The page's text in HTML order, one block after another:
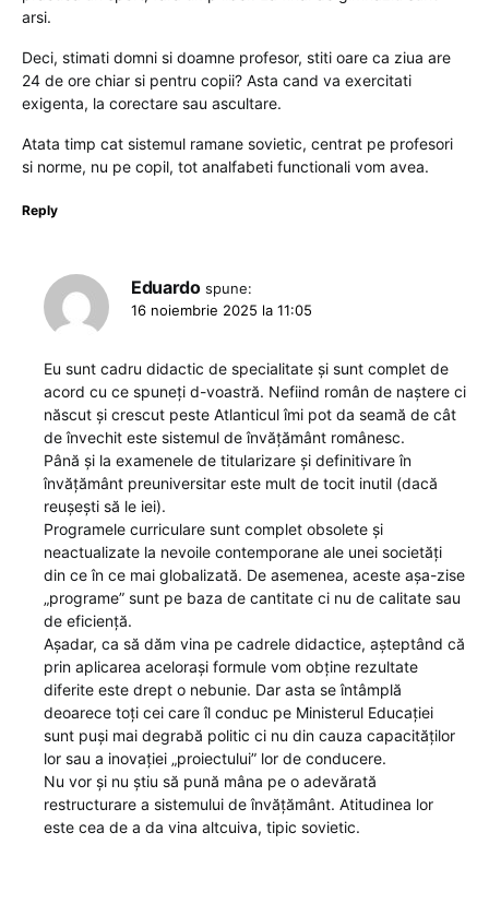
arsi.
Deci, stimati domni si doamne profesor, stiti oare ca ziua are
24 de ore chiar si pentru copii? Asta cand va exercitati
exigenta, la corectare sau ascultare.
Atata timp cat sistemul ramane sovietic, centrat pe profesori
si norme, nu pe copil, tot analfabeti functionali vom avea.
Reply
Eduardo spune:
16 noiembrie 2025 la 11:05
Eu sunt cadru didactic de specialitate și sunt complet de
acord cu ce spuneți d-voastră. Nefiind român de naștere ci
născut și crescut peste Atlanticul îmi pot da seamă de cât
de învechit este sistemul de învățământ românesc.
Până și la examenele de titularizare și definitivare în
învățământ preuniversitar este mult de tocit inutil (dacă
reușești să le iei).
Programele curriculare sunt complet obsolete și
neactualizate la nevoile contemporane ale unei societăți
din ce în ce mai globalizată. De asemenea, aceste așa-zise
„programe” sunt pe baza de cantitate ci nu de calitate sau
de eficiență.
Așadar, ca să dăm vina pe cadrele didactice, așteptând că
prin aplicarea acelorași formule vom obține rezultate
diferite este drept o nebunie. Dar asta se întâmplă
deoarece toți cei care îl conduc pe Ministerul Educației
sunt puși mai degrabă politic ci nu din cauza capacităților
lor sau a inovației „proiectului” lor de conducere.
Nu vor și nu știu să pună mâna pe o adevărată
restructurare a sistemului de învățământ. Atitudinea lor
este cea de a da vina altcuiva, tipic sovietic.